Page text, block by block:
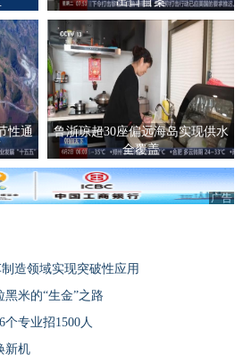
性通
鲁浙琼超30座偏远海岛实现供水
全覆盖
广告
造领域实现突破性应用
米的“生金”之路
专业招1500人
新机